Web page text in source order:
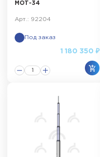
МОТ-34
Арт.: 92204
Под заказ
1 180 350 ₽